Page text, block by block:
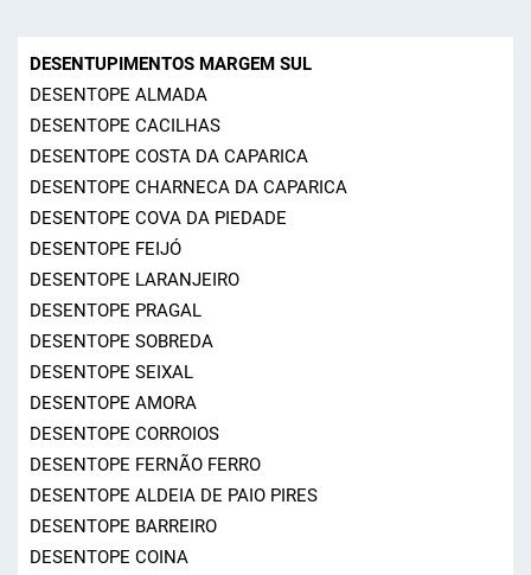
DESENTUPIMENTOS MARGEM SUL
DESENTOPE ALMADA
DESENTOPE CACILHAS
DESENTOPE COSTA DA CAPARICA
DESENTOPE CHARNECA DA CAPARICA
DESENTOPE COVA DA PIEDADE
DESENTOPE FEIJÓ
DESENTOPE LARANJEIRO
DESENTOPE PRAGAL
DESENTOPE SOBREDA
DESENTOPE SEIXAL
DESENTOPE AMORA
DESENTOPE CORROIOS
DESENTOPE FERNÃO FERRO
DESENTOPE ALDEIA DE PAIO PIRES
DESENTOPE BARREIRO
DESENTOPE COINA